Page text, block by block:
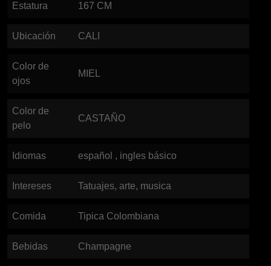
Estatura 167 CM
Ubicación CALI
Color de
ojos
MIEL
Color de
pelo
CASTAÑO
Idiomas español , ingles básico
Intereses Tatuajes, arte, musica
Comida Tipica Colombiana
Bebidas Champagne